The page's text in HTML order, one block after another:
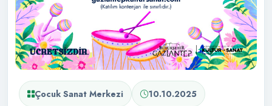
Çocuk Sanat Merkezi 10.10.2025